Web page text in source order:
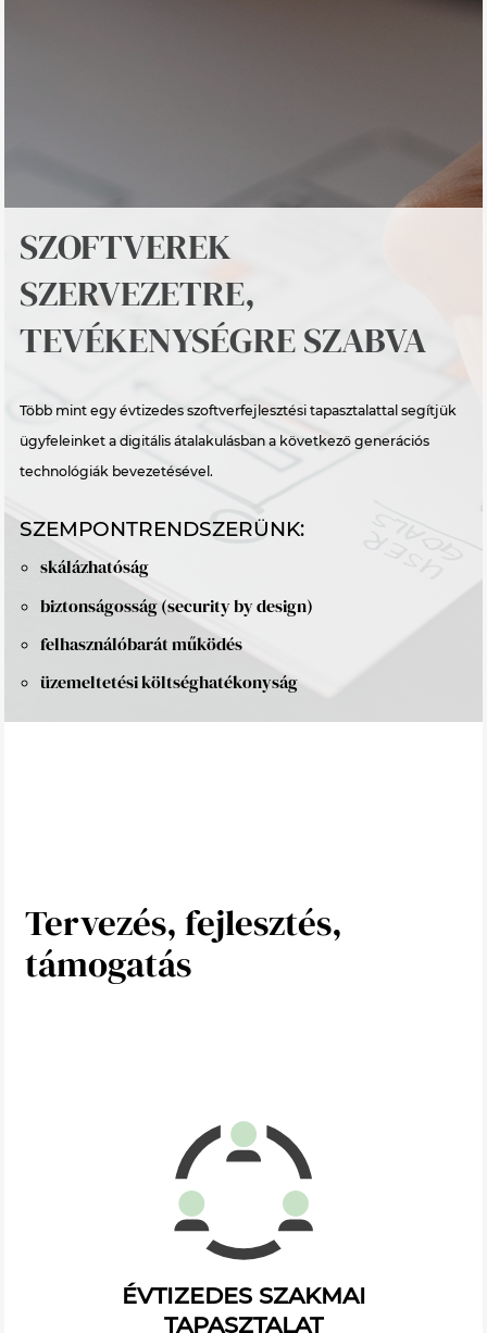
SZOFTVEREK
SZERVEZETRE,
TEVÉKENYSÉGRE SZABVA
Több mint egy évtizedes szoftverfejlesztési tapasztalattal segítjük
ügyfeleinket a digitális átalakulásban a következő generációs
technológiák bevezetésével.
SZEMPONTRENDSZERÜNK:
skálázhatóság
biztonságosság (security by design)
felhasználóbarát működés
üzemeltetési költséghatékonyság
Tervezés, fejlesztés,
támogatás
ÉVTIZEDES SZAKMAI
TAPASZTALAT